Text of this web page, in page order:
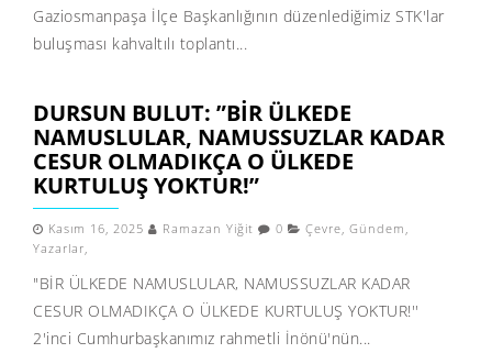
Gaziosmanpaşa İlçe Başkanlığının düzenlediğimiz STK'lar
buluşması kahvaltılı toplantı...
DURSUN BULUT: ”BIR ÜLKEDE
NAMUSLULAR, NAMUSSUZLAR KADAR
CESUR OLMADIKÇA O ÜLKEDE
KURTULUŞ YOKTUR!”
Kasım 16, 2025 Ramazan Yiğit 0 Çevre, Gündem ,
Yazarlar,
"BİR ÜLKEDE NAMUSLULAR, NAMUSSUZLAR KADAR
CESUR OLMADIKÇA O ÜLKEDE KURTULUŞ YOKTUR!''
2'inci Cumhurbaşkanımız rahmetli İnönü'nün...